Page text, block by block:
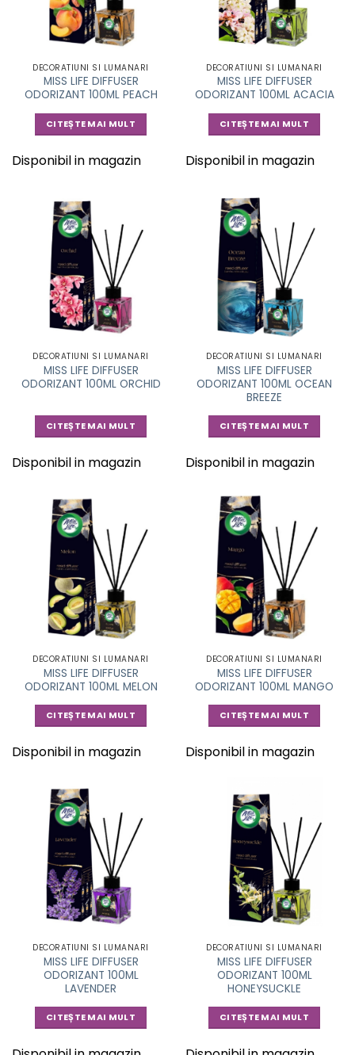
DECORATIUNI SI LUMANARI
MISS LIFE DIFFUSER
ODORIZANT 100ML PEACH
CITEȘTE MAI MULT
Disponibil in magazin
DECORATIUNI SI LUMANARI
MISS LIFE DIFFUSER
ODORIZANT 100ML ACACIA
CITEȘTE MAI MULT
Disponibil in magazin
DECORATIUNI SI LUMANARI
MISS LIFE DIFFUSER
ODORIZANT 100ML ORCHID
CITEȘTE MAI MULT
Disponibil in magazin
DECORATIUNI SI LUMANARI
MISS LIFE DIFFUSER
ODORIZANT 100ML OCEAN
BREEZE
CITEȘTE MAI MULT
Disponibil in magazin
DECORATIUNI SI LUMANARI
MISS LIFE DIFFUSER
ODORIZANT 100ML MELON
CITEȘTE MAI MULT
Disponibil in magazin
DECORATIUNI SI LUMANARI
MISS LIFE DIFFUSER
ODORIZANT 100ML MANGO
CITEȘTE MAI MULT
Disponibil in magazin
DECORATIUNI SI LUMANARI
MISS LIFE DIFFUSER
ODORIZANT 100ML
LAVENDER
CITEȘTE MAI MULT
DECORATIUNI SI LUMANARI
MISS LIFE DIFFUSER
ODORIZANT 100ML
HONEYSUCKLE
CITEȘTE MAI MULT